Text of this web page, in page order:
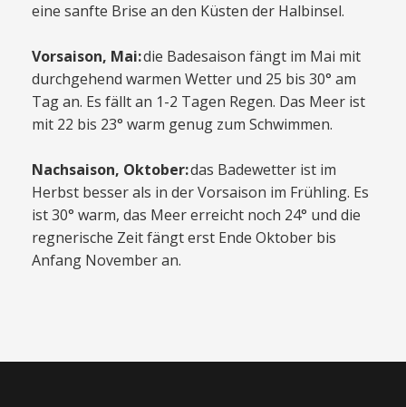
eine sanfte Brise an den Küsten der Halbinsel.
Vorsaison, Mai:die Badesaison fängt im Mai mit
durchgehend warmen Wetter und 25 bis 30° am
Tag an. Es fällt an 1-2 Tagen Regen. Das Meer ist
mit 22 bis 23° warm genug zum Schwimmen.
Nachsaison, Oktober:das Badewetter ist im
Herbst besser als in der Vorsaison im Frühling. Es
ist 30° warm, das Meer erreicht noch 24° und die
regnerische Zeit fängt erst Ende Oktober bis
Anfang November an.